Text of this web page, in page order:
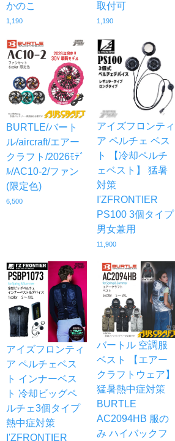
かのこ
1,190
取付可
1,190
BURTLE/バート
ル/aircraft/エアー
クラフト/2026ﾓﾃﾞ
ﾙ/AC10-2/ファン
(限定色)
6,500
アイズフロンティ
ア ペルチェ ベス
ト 【冷却ペルチ
ェベスト】 猛暑
対策
I'ZFRONTIER
PS100 3個タイプ
男女兼用
11,900
アイズフロンティ
ア ペルチェベス
ト インナーベス
ト 冷却ビッグペ
ルチェ3個タイプ
熱中症対策
I'ZFRONTIER
バートル 空調服
ベスト 【エアー
クラフトウェア】
猛暑熱中症対策
BURTLE
AC2094HB 服の
み ハイバックフ